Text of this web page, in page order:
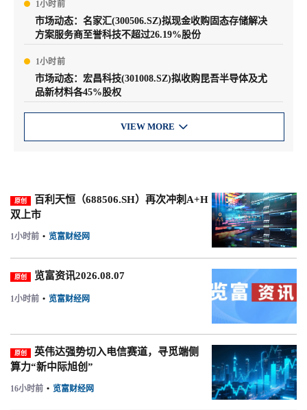
1小时前
市场动态：名家汇(300506.SZ)拟现金收购固态存储解决
方案服务商至誉科技不超过26.19%股份
1小时前
市场动态：宏昌科技(301008.SZ)拟收购昆吾半导体及尤
品新材料各45%股权
VIEW MORE 
原创
百利天恒（688506.SH）再次冲刺A+H
双上市
1小时前 • 览富财经网
原创 览富资讯2026.08.07
1小时前 • 览富财经网
原创
英伟达强势切入电信赛道，寻觅端侧
算力“新中际旭创”
16小时前 • 览富财经网